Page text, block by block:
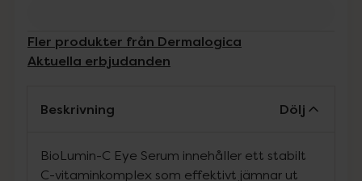
Fler produkter från Dermalogica
Aktuella erbjudanden
Beskrivning Dölj
BioLumin-C Eye Serum innehåller ett stabilt
C-vitaminkomplex som effektivt jämnar ut